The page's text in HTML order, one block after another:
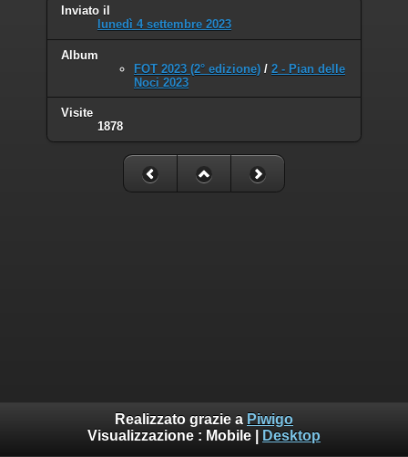
Inviato il
lunedì 4 settembre 2023
Album
FOT 2023 (2° edizione) / 2 - Pian delle
Noci 2023
Visite
1878
Realizzato grazie a Piwigo
Visualizzazione : Mobile Desktop